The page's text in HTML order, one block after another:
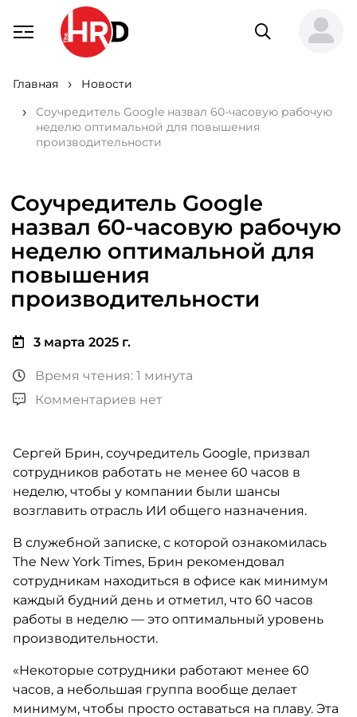
Главная
Новости
Соучредитель Google назвал 60-часовую рабочую
неделю оптимальной для повышения
производительности
Соучредитель Google
назвал 60-часовую рабочую
неделю оптимальной для
повышения
производительности
3 марта 2025 г.
Время чтения: 1 минута
Комментариев нет
Сергей Брин, соучредитель Google, призвал
сотрудников работать не менее 60 часов в
неделю, чтобы у компании были шансы
возглавить отрасль ИИ общего назначения.
В служебной записке, с которой ознакомилась
The New York Times, Брин рекомендовал
сотрудникам находиться в офисе как минимум
каждый будний день и отметил, что 60 часов
работы в неделю — это оптимальный уровень
производительности.
«Некоторые сотрудники работают менее 60
часов, а небольшая группа вообще делает
минимум, чтобы просто оставаться на плаву. Эта